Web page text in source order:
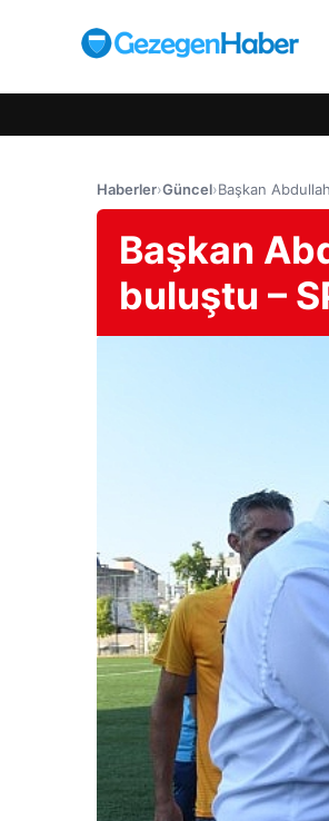
Haberler›Güncel›Başkan
Başkan
buluştu –